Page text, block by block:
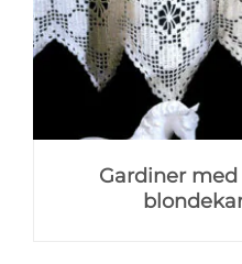
Gardiner